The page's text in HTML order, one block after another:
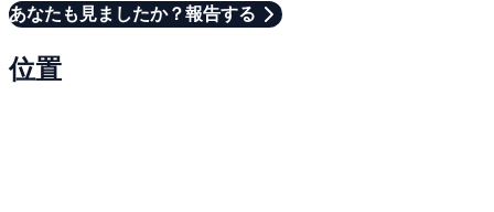
あなたも見ましたか？報告する
位置